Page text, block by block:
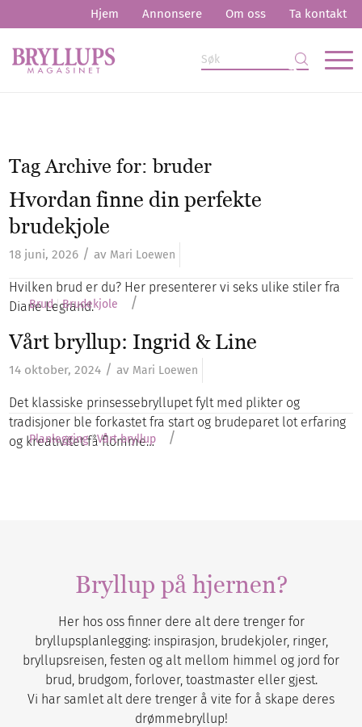
Hjem Annonsere Om oss Ta kontakt
Tag Archive for:bruder
Hvordan finne din perfekte
brudekjole
18 juni, 2026 / av Mari Loewen
Hvilken brud er du? Her presenterer vi seks ulike stiler fra
Diane Legrand.
Brud Brudekjole /
Vårt bryllup: Ingrid & Line
14 oktober, 2024 / av Mari Loewen
Det klassiske prinsessebryllupet fylt med plikter og
tradisjoner ble forkastet fra start og brudeparet lot erfaring
og kreativitet få flomme…
Planlegging Vårt bryllup /
Bryllup på hjernen?
Her hos oss finner dere alt dere trenger for
bryllupsplanlegging: inspirasjon, brudekjoler, ringer,
bryllupsreisen, festen og alt mellom himmel og jord for
brud, brudgom, forlover, toastmaster eller gjest.
Vi har samlet alt dere trenger å vite for å skape deres
drømmebryllup!